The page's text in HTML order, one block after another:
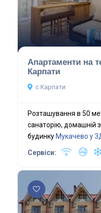
Апартаменти на
Карпати
с.Карпати
Розташування в 50
санаторію, домашній
будинку Мукачево у
Сервіси: